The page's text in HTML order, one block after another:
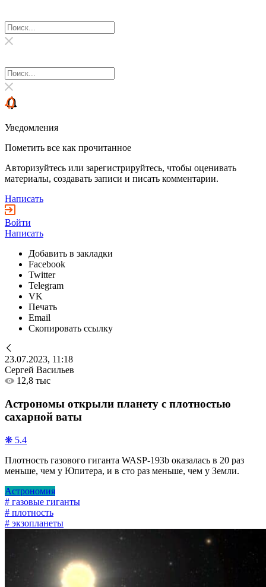
Уведомления
Пометить все как прочитанное
Авторизуйтесь или зарегистрируйтесь, чтобы оценивать
материалы, создавать записи и писать комментарии.
Написать
Войти
Написать
Добавить в закладки
Facebook
Twitter
Telegram
VK
Печать
Email
Скопировать ссылку
23.07.2023, 11:18
Сергей Васильев
12,8 тыс
Астрономы открыли планету с плотностью
сахарной ваты
❋ 5.4
Плотность газового гиганта WASP-193b оказалась в 20 раз
меньше, чем у Юпитера, и в сто раз меньше, чем у Земли.
Астрономия
# газовые гиганты
# плотность
# экзопланеты